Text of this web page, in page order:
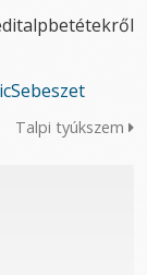
Talpi tyúkszem